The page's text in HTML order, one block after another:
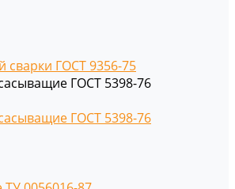
сварки ГОСТ 9356-75
ГОСТ 5398-76
ГОСТ 5398-76